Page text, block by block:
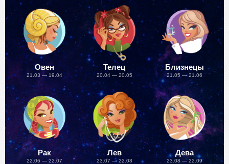
Овен
21.03 — 19.04
Телец
20.04 — 20.05
Близнецы
21.05 — 21.06
Рак
22.06 — 22.07
Лев
23.07 — 22.08
Дева
23.08 — 22.09